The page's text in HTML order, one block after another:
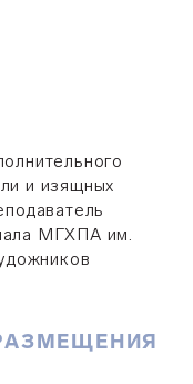
и изящных
МГХПА им.